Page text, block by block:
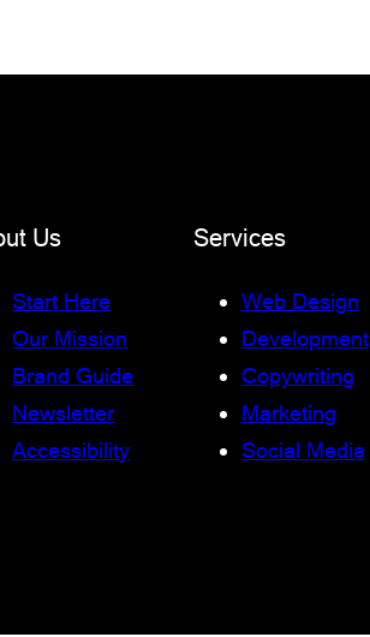
Us
Start Here
Our Mission
Brand Guide
Newsletter
Accessibility
Services
Web Design
Development
Copywriting
Marketing
Social Media